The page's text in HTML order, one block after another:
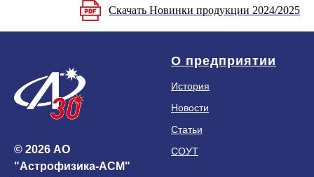
Скачать Новинки продукции 2024/2025
© 2026 АО
"Астрофизика-АСМ"
О предприятии
История
Новости
Статьи
СОУТ